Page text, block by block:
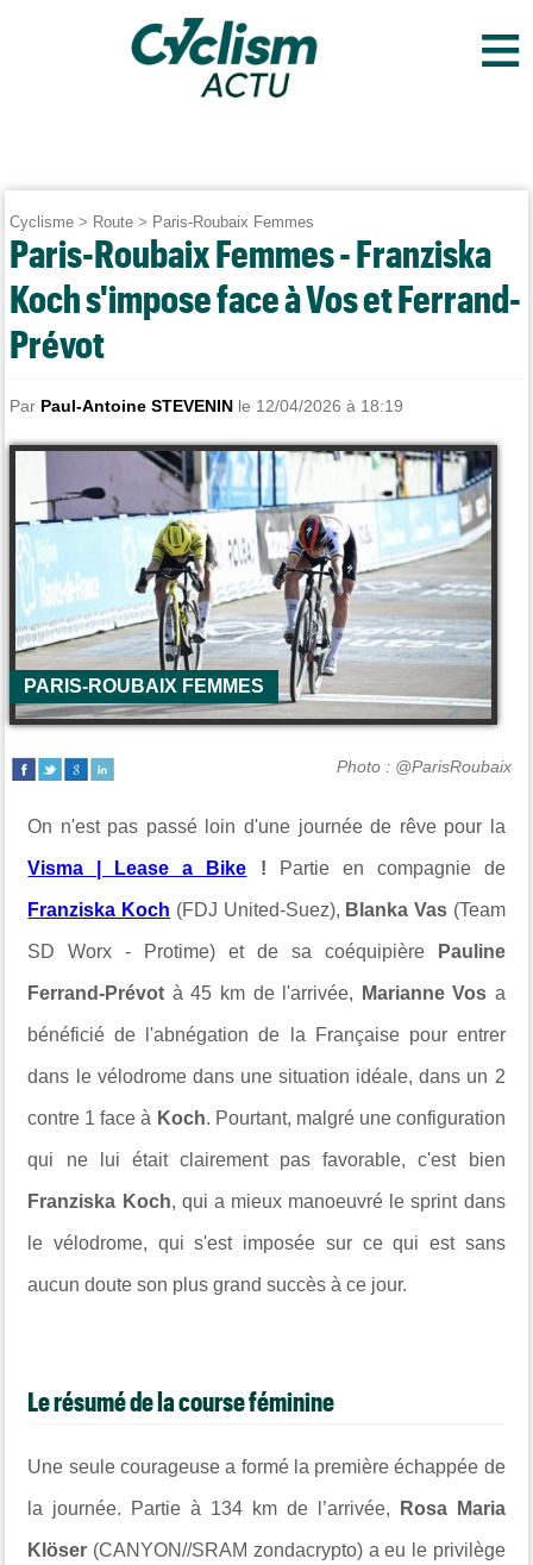
≡
Cyclisme > Route > Paris-Roubaix Femmes
Paris-Roubaix Femmes - Franziska
Koch s'impose face à Vos et Ferrand-
Prévot
Par Paul-Antoine STEVENIN le 12/04/2026 à 18:19
PARIS-ROUBAIX FEMMES
Photo : @ParisRoubaix
On n'est pas passé loin d'une journée de rêve pour la
Visma | Lease a Bike ! Partie en compagnie de
Franziska Koch (FDJ United-Suez), Blanka Vas (Team
SD Worx - Protime) et de sa coéquipière Pauline
Ferrand-Prévot à 45 km de l'arrivée, Marianne Vos a
bénéficié de l'abnégation de la Française pour entrer
dans le vélodrome dans une situation idéale, dans un 2
contre 1 face à Koch. Pourtant, malgré une configuration
qui ne lui était clairement pas favorable, c'est bien
Franziska Koch, qui a mieux manoeuvré le sprint dans
le vélodrome, qui s'est imposée sur ce qui est sans
aucun doute son plus grand succès à ce jour.
Le résumé de la course féminine
Une seule courageuse a formé la première échappée de
la journée. Partie à 134 km de l’arrivée, Rosa Maria
Klöser (CANYON//SRAM zondacrypto) a eu le privilège